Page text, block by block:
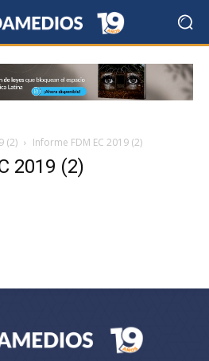
(2) Informe FDM EC 2019 (2)
2019 (2)